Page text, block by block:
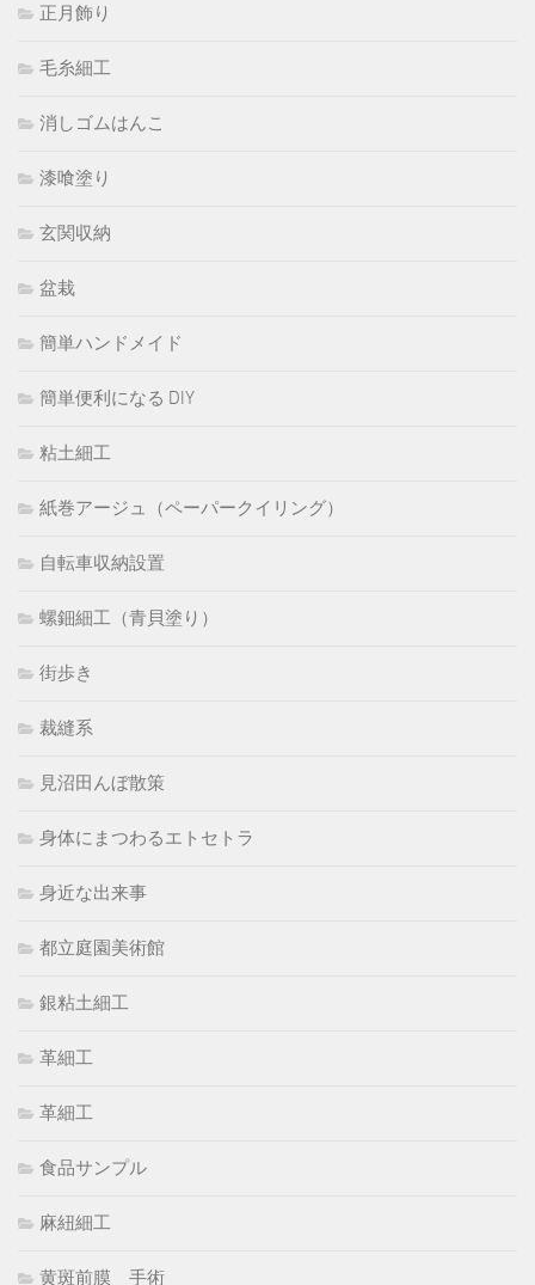
正月飾り
毛糸細工
消しゴムはんこ
漆喰塗り
玄関収納
盆栽
簡単ハンドメイド
簡単便利になる DIY
粘土細工
紙巻アージュ（ペーパークイリング）
自転車収納設置
螺鈿細工（青貝塗り）
街歩き
裁縫系
見沼田んぼ散策
身体にまつわるエトセトラ
身近な出来事
都立庭園美術館
銀粘土細工
革細工
革細工
食品サンプル
麻紐細工
黄斑前膜 手術